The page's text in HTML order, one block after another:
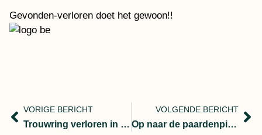
Gevonden-verloren doet het gewoon!!
VORIGE BERICHT
Trouwring verloren in het bos
VOLGENDE BERICHT
Op naar de paardenpiste om te zoeken en te vinden!